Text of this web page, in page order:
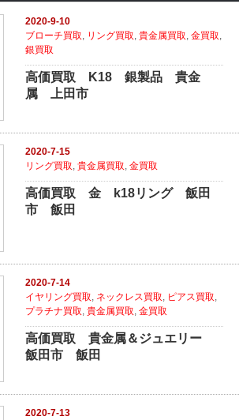
2020-9-10
ブローチ買取, リング買取,貴金属買取,金買取,
銀買取
高価買取 K18 銀製品 貴金
属 上田市
2020-7-15
リング買取,貴金属買取,金買取
高価買取 金 k18リング 飯田
市 飯田
2020-7-14
イヤリング買取, ネックレス買取, ピアス買取,
プラチナ買取,貴金属買取,金買取
高価買取 貴金属＆ジュエリー
飯田市 飯田
2020-7-13